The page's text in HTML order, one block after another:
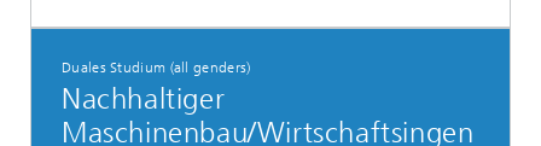
Duales Studium (all genders)
Nachhaltiger
Maschinenbau/Wirtschaftsingen